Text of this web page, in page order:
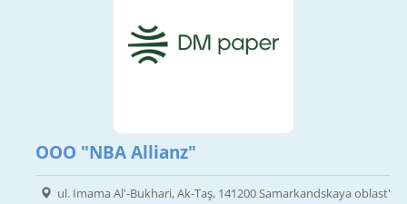
ООО "NBA Allianz"
ul. Imama Al'-Bukhari, Ak-Taş, 141200 Samarkandskaya oblast'